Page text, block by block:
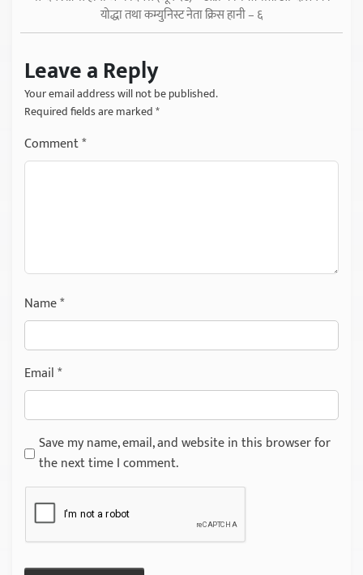
योद्धा तथा कम्युनिस्ट नेता क्रिस हानी – ६
Leave a Reply
Your email address will not be published.
Required fields are marked*
Comment*
Name*
Email*
Save my name, email, and website in this browser for
the next time I comment.